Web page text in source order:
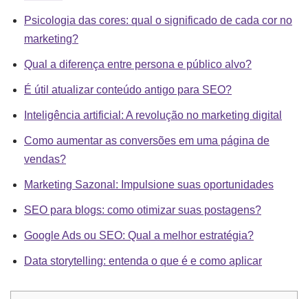
Psicologia das cores: qual o significado de cada cor no
marketing?
Qual a diferença entre persona e público alvo?
É útil atualizar conteúdo antigo para SEO?
Inteligência artificial: A revolução no marketing digital
Como aumentar as conversões em uma página de
vendas?
Marketing Sazonal: Impulsione suas oportunidades
SEO para blogs: como otimizar suas postagens?
Google Ads ou SEO: Qual a melhor estratégia?
Data storytelling: entenda o que é e como aplicar